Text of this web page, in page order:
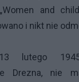
and
i nikt nie
lutego 1945
Drezna, nie